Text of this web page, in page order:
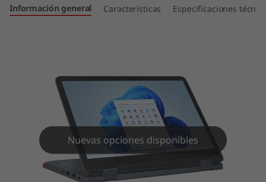
5
Información general Características Especificaciones
Nuevas opciones disponibles